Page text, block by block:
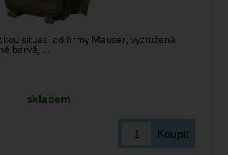
situaci od firmy Mauser, vyztužená
barvě, ...
skladem